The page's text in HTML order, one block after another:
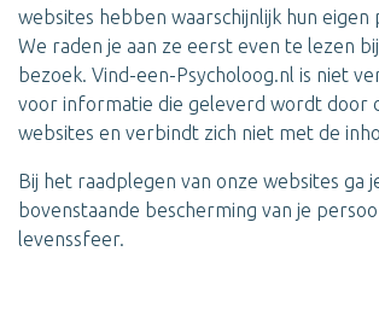
websites hebben waarschijnlijk hun eigen
We raden je aan ze eerst even te lezen
bezoek. Vind-een-Psycholoog.nl is niet
voor informatie die geleverd wordt door
websites en verbindt zich niet met de
Bij het raadplegen van onze websites ga
bovenstaande bescherming van je
levenssfeer.